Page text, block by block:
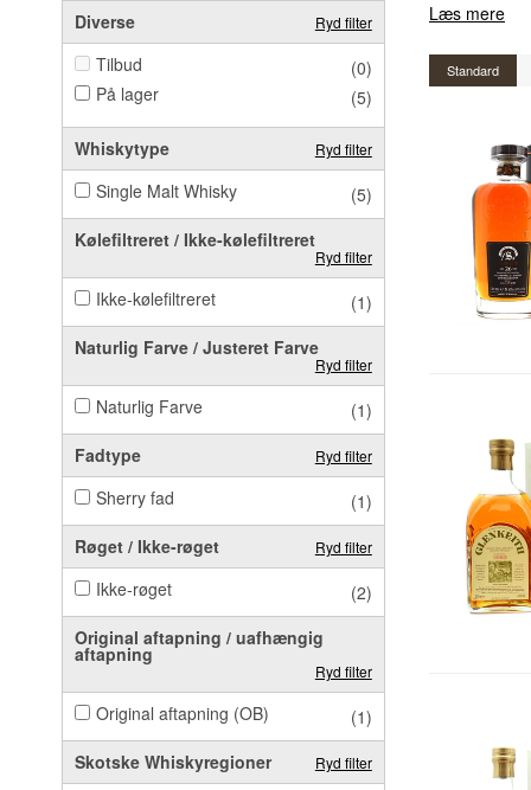
Diverse Ryd filter
Tilbud
(0)
På lager
(5)
Whiskytype Ryd filter
Single Malt Whisky
(5)
Kølefiltreret / Ikke-kølefiltreret
Ryd filter
Ikke-kølefiltreret
(1)
Naturlig Farve / Justeret Farve
Ryd filter
Naturlig Farve
(1)
Fadtype
Ryd filter
Sherry fad
(1)
Røget / Ikke-røget
Ryd filter
Ikke-røget
(2)
Original aftapning / uafhængig
aftapning
Ryd filter
Original aftapning (OB)
(1)
Skotske Whiskyregioner
Ryd filter
Læs mere
Standard